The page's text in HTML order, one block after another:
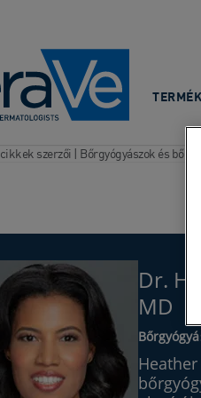
szerzői | Bőrgyógyászok és
Dr.
MD